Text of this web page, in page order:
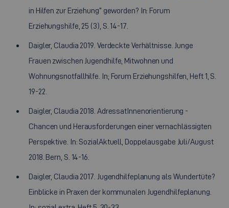
in Hilfen zur Erziehung“ geworden? In: Forum
Erziehungshilfe, 25 (3), S. 14-17.
Daigler, Claudia 2019. Verdeckte Verhältnisse. Junge
Frauen zwischen Jugendhilfe, Mitwohnen und
Wohnungsnotfallhilfe. In; Forum Erziehungshilfen, Heft 1, S.
19-22.
Daigler, Claudia 2018. AdressatInnenorientierung -
Chancen und Herausforderungen einer vernachlässigten
Perspektive. In: SozialAktuell, Doppelausgabe Juli/August
2018. Bern, S. 14-16.
Daigler, Claudia 2017. Jugendhilfeplanung als Wundertüte?
Einblicke in Praxen der kommunalen Jugendhilfeplanung.